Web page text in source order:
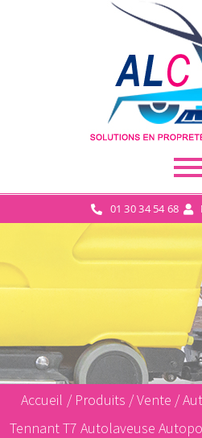
01 30 34 54 68
Accueil / Produits /Vente /
Tennant T7 Autolaveuse